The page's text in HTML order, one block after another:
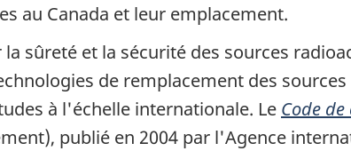
au Canada et leur emplacement.
sûreté et la sécurité des sources
de remplacement des
à l'échelle internationale. Le Code
publié en 2004 par l'Agence